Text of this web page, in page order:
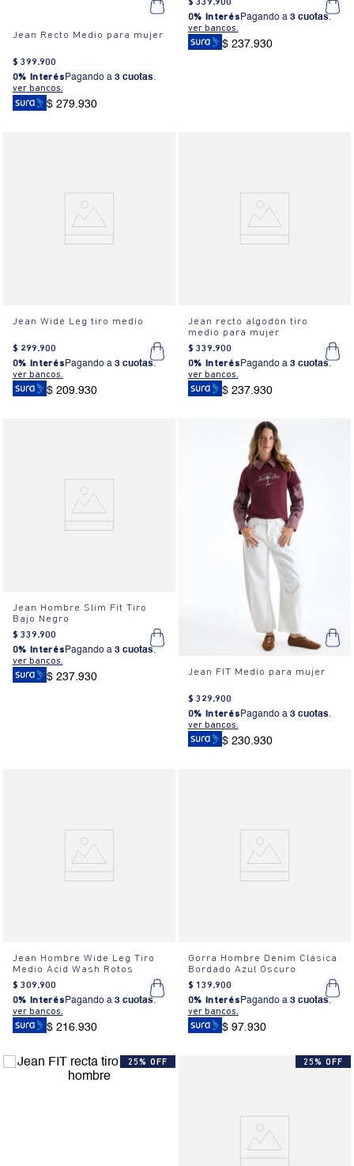
Jean Recto Medio para mujer
$ 399.900
0% Interés Pagando a 3 cuotas.
ver bancos.
$ 279.930
$ 339.900
0% Interés Pagando a 3 cuotas.
ver bancos.
$ 237.930
Jean Wide Leg tiro medio
$ 299.900
0% Interés Pagando a 3 cuotas.
ver bancos.
$ 209.930
Jean recto algodón tiro
medio para mujer
$ 339.900
0% Interés Pagando a 3 cuotas.
ver bancos.
$ 237.930
Jean Hombre Slim Fit Tiro
Bajo Negro
$ 339.900
0% Interés Pagando a 3 cuotas.
ver bancos.
$ 237.930 Jean FIT Medio para mujer
$ 329.900
0% Interés Pagando a 3 cuotas.
ver bancos.
$ 230.930
Jean Hombre Wide Leg Tiro
Medio Acid Wash Rotos
$ 309.900
0% Interés Pagando a 3 cuotas.
ver bancos.
$ 216.930
Gorra Hombre Denim Clásica
Bordado Azul Oscuro
$ 139.900
0% Interés Pagando a 3 cuotas.
ver bancos.
$ 97.930
25% OFF 25% OFF